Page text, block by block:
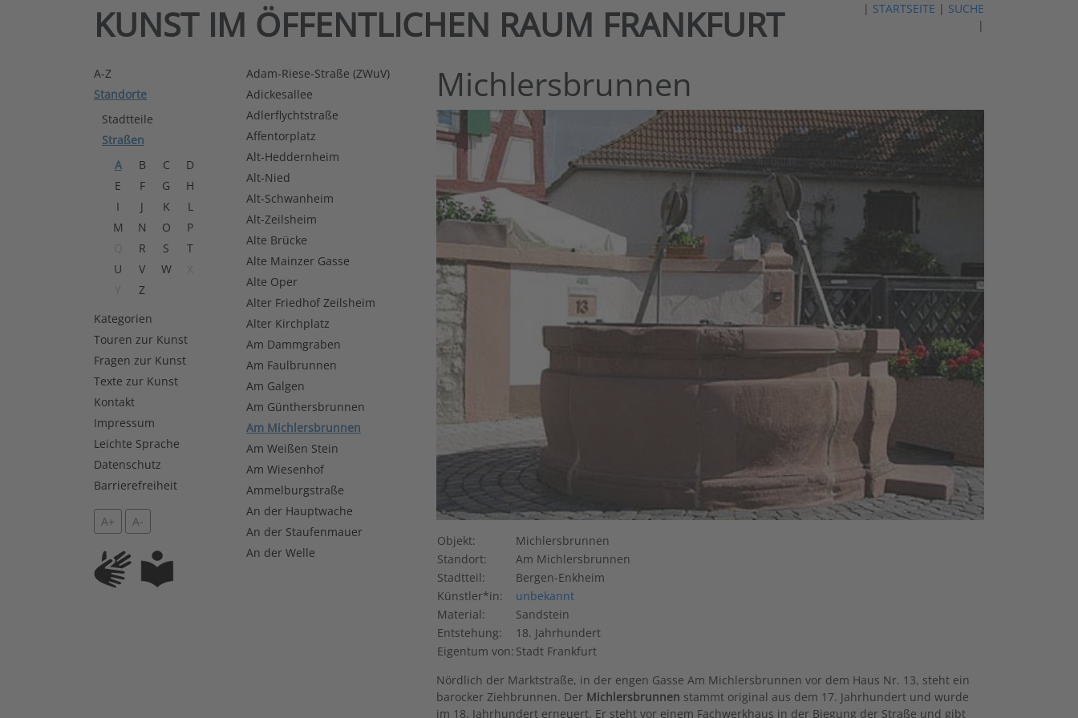
KUNST IM ÖFFENTLICHEN RAUM FRANKFURT | STARTSEITE | SUCHE
|
A-Z
Standorte
Stadtteile
Straßen
A
B C
D
E
F G
H
I
J K
L
M
N O
P
R S
T
U
V W
Z
Kategorien
Touren zur Kunst
Fragen zur Kunst
Texte zur Kunst
Kontakt
Impressum
Leichte Sprache
Datenschutz
Barrierefreiheit
A+ A-
Adam-Riese-Straße (ZWuV)
Adickesallee
Adlerflychtstraße
Affentorplatz
Alt-Heddernheim
Alt-Nied
Alt-Schwanheim
Alt-Zeilsheim
Alte Brücke
Alte Mainzer Gasse
Alte Oper
Alter Friedhof Zeilsheim
Alter Kirchplatz
Am Dammgraben
Am Faulbrunnen
Am Galgen
Am Günthersbrunnen
Am Michlersbrunnen
Am Weißen Stein
Am Wiesenhof
Ammelburgstraße
An der Hauptwache
An der Staufenmauer
An der Welle
Michlersbrunnen
Objekt:
Michlersbrunnen
Standort:
Am Michlersbrunnen
Stadtteil:
Bergen-Enkheim
Künstler*in:
unbekannt
Material:
Sandstein
Entstehung:
18. Jahrhundert
Eigentum von: Stadt Frankfurt
Nördlich der Marktstraße, in der engen Gasse Am Michlersbrunnen vor dem Haus Nr. 13, steht ein
barocker Ziehbrunnen. Der Michlersbrunnen stammt original aus dem 17. Jahrhundert und wurde
im 18. Jahrhundert erneuert. Er steht vor einem Fachwerkhaus in der Biegung der Straße und gibt